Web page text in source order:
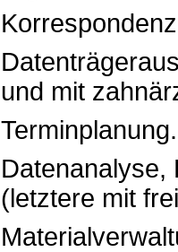
und mit
Terminplanung.
Datenanalyse,
(letztere mit